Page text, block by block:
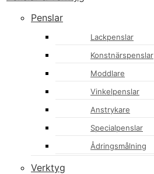
Penslar
Lackpenslar
Konstnärspenslar
Moddlare
Vinkelpenslar
Anstrykare
Specialpenslar
Ådringsmålning
Verktyg